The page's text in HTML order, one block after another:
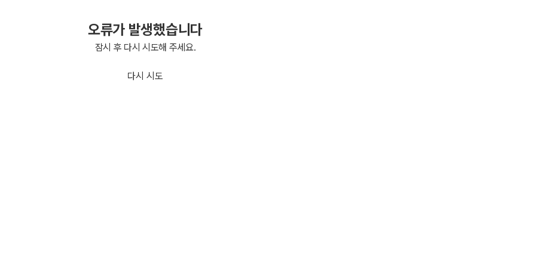
오류가 발생했습니다
잠시 후 다시 시도해 주세요.
다시 시도